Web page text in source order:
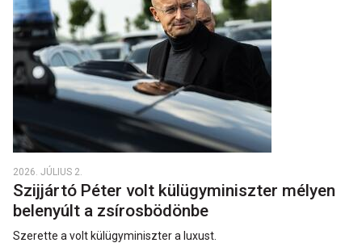
2026. JÚLIUS 2.
Szijjártó Péter volt külügyminiszter mélyen
belenyúlt a zsírosbödönbe
Szerette a volt külügyminiszter a luxust.